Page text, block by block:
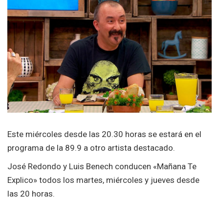
Este miércoles desde las 20.30 horas se estará en el
programa de la 89.9 a otro artista destacado.
José Redondo y Luis Benech conducen «Mañana Te
Explico» todos los martes, miércoles y jueves desde
las 20 horas.